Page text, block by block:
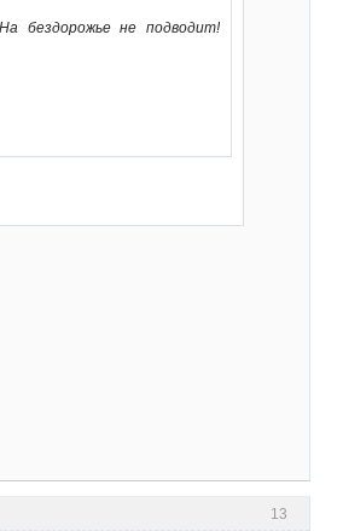
бездорожье не подводит!
13